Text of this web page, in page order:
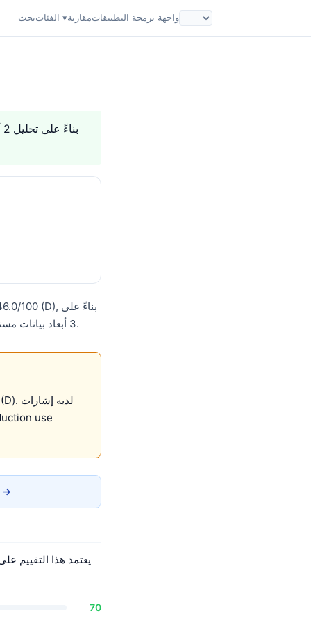
بحث الفئات ▾مقارنةواجهة برمجة التطبيقات
. بناءً على تحليل 2 أبعاد للثقة، يُعتبر
3 أبعاد بيانات مستقلة. أقل من العتبة الموصى بها 70. الأمان: 70/100. الشعبية: 15/100. البيانات مصدرها.
تقرير الخصوصية →
70